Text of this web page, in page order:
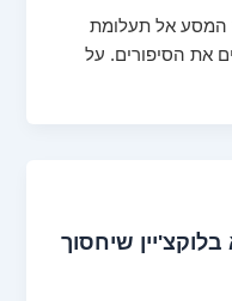
המסע אל תעלומת
את הסיפורים. על
בלוקצ'יין שיחסוך